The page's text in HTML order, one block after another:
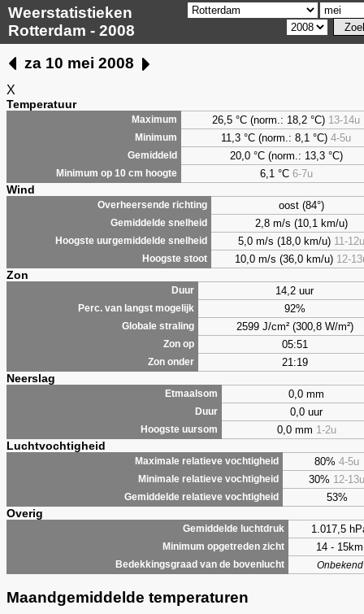
Weerstatistieken
Rotterdam - 2008
za 10 mei 2008
X
Temperatuur
Maximum 26,5 °C (norm.: 18,2 °C) 13-14u
Minimum 11,3 °C (norm.: 8,1 °C) 4-5u
Gemiddeld 20,0 °C (norm.: 13,3 °C)
Minimum op 10 cm hoogte 6,1 °C 6-7u
Wind
Overheersende richting oost (84°)
Gemiddelde snelheid 2,8 m/s (10,1 km/u)
Hoogste uurgemiddelde snelheid 5,0 m/s (18,0 km/u) 11-12u
Hoogste stoot 10,0 m/s (36,0 km/u) 12-
Zon
Duur 14,2 uur
Perc. van langst mogelijk 92%
Globale straling 2599 J/cm² (300,8 W/m²)
Zon op 05:51
Zon onder 21:19
Neerslag
Etmaalsom 0,0 mm
Duur 0,0 uur
Hoogste uursom 0,0 mm 1-2u
Luchtvochtigheid
Maximale relatieve vochtigheid 80% 4-5u
Minimale relatieve vochtigheid 30% 12-13u
Gemiddelde relatieve vochtigheid 53%
Overig
Gemiddelde luchtdruk 1.017,5
Minimum opgetreden zicht 14 - 15km
Bedekkingsgraad van de bovenlucht Onbekend
Maandgemiddelde temperaturen